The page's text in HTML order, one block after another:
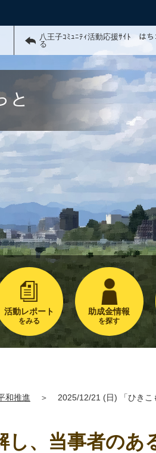
八王子ｺﾐｭﾆﾃｨ活動応援ｻｲﾄ はち
る
と
活動レポート
をみる
助成金情報
を探す
和推進 ＞ 2025/12/21 (日) 「ひきこ
、当事者のあ